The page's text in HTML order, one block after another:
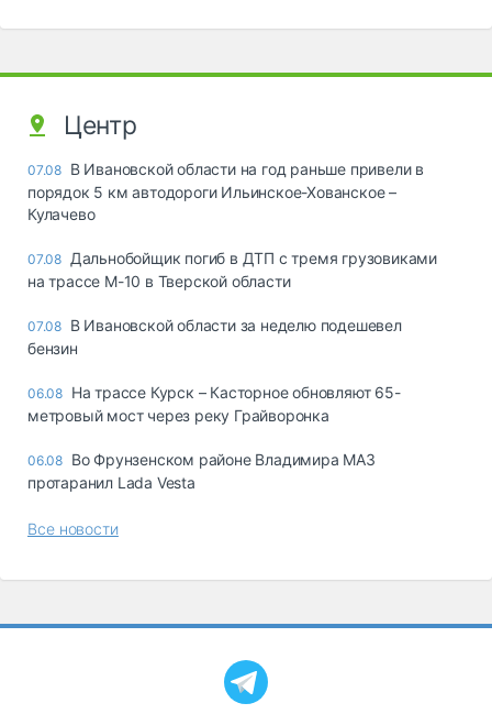
Центр
07.08 В Ивановской области на год раньше привели в
порядок 5 км автодороги Ильинское-Хованское –
Кулачево
07.08 Дальнобойщик погиб в ДТП с тремя грузовиками
на трассе М-10 в Тверской области
07.08 В Ивановской области за неделю подешевел
бензин
06.08 На трассе Курск – Касторное обновляют 65-
метровый мост через реку Грайворонка
06.08 Во Фрунзенском районе Владимира МАЗ
протаранил Lada Vesta
Все новости